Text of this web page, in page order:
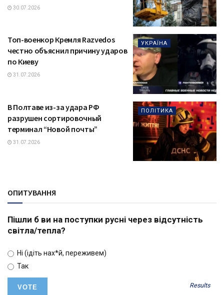
30.07.2026
УКРАЇНА
Топ-военкор Кремля Razvedos
честно объяснил причину ударов
по Киеву
31.07.2026
ПОЛІТИКА
В Полтаве из-за удара РФ
разрушен сортировочный
терминал “Новой почты”
31.07.2026
ОПИТУВАННЯ
Пішли б ви на поступки русні через відсутність
світла/тепла?
Ні (ідіть нах*й, переживем)
Так
Results